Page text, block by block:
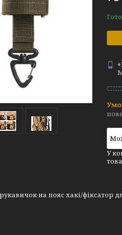
У
на пояс хакі/фіксатор